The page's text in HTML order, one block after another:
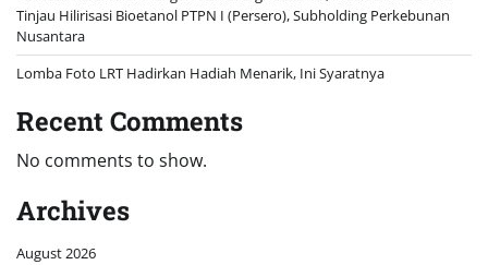
Tinjau Hilirisasi Bioetanol PTPN I (Persero), Subholding Perkebunan
Nusantara
Lomba Foto LRT Hadirkan Hadiah Menarik, Ini Syaratnya
Recent Comments
No comments to show.
Archives
August 2026